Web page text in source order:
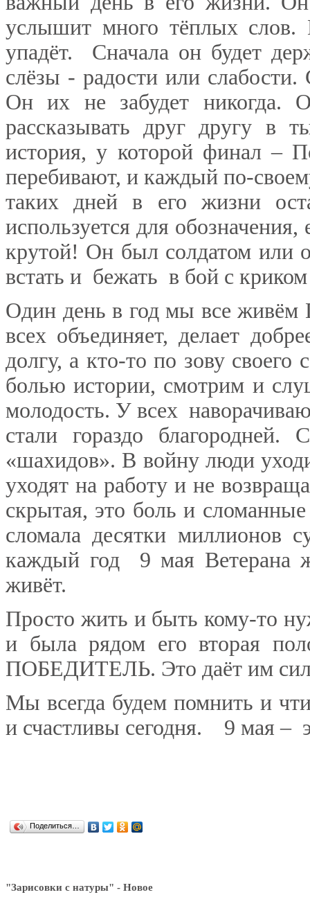
услышит много тёплых слов.
упадёт. Сначала он будет
слёзы - радости или
Он их не забудет никогда.
рассказывать друг другу в
история, у которой финал –
перебивают, и каждый по-
таких дней в его жизни
используется для
крутой! Он был солдатом или
встать и бежать в бой с
Один день в год мы все
всех объединяет, делает
долгу, а кто-то по зову
болью истории, смотрим и
молодость. У всех
стали гораздо
«шахидов». В войну люди
уходят на работу и не
скрытая, это боль и
сломала десятки миллионов
каждый год 9 мая Ветерана
живёт.
Просто жить и быть кому-то
и была рядом его вторая
ПОБЕДИТЕЛЬ. Это даёт им
Мы всегда будем помнить и
и счастливы сегодня. 9 мая
Поделиться…
"Зарисовки с натуры" - Новое